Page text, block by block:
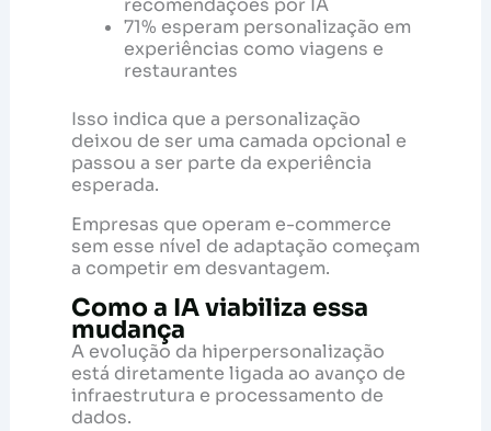
recomendações por IA
71% esperam personalização em
experiências como viagens e
restaurantes
Isso indica que a personalização
deixou de ser uma camada opcional e
passou a ser parte da experiência
esperada.
Empresas que operam e-commerce
sem esse nível de adaptação começam
a competir em desvantagem.
Como a IA viabiliza essa
mudança
A evolução da hiperpersonalização
está diretamente ligada ao avanço de
infraestrutura e processamento de
dados.